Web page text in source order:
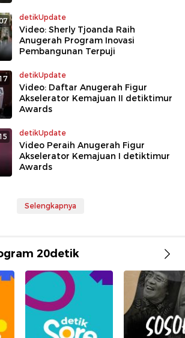
detikUpdate
Video: Sherly Tjoanda Raih
Anugerah Program Inovasi
Pembangunan Terpuji
detikUpdate
Video: Daftar Anugerah Figur
Akselerator Kemajuan II detiktimur
Awards
detikUpdate
Video Peraih Anugerah Figur
Akselerator Kemajuan I detiktimur
Awards
Selengkapnya
20detik